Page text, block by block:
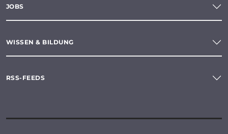
JOBS
WISSEN & BILDUNG
RSS-FEEDS